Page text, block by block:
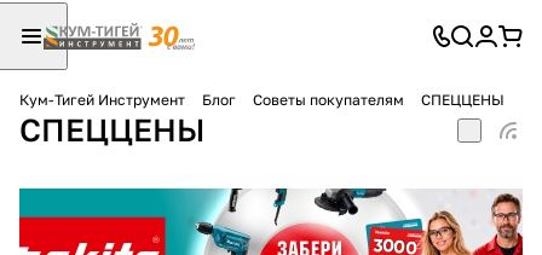
Кум-Тигей Инструмент Блог Советы покупателям СПЕЦЦЕНЫ
СПЕЦЦЕНЫ
Для клиентов всех банков
Разбейте
оплату на части